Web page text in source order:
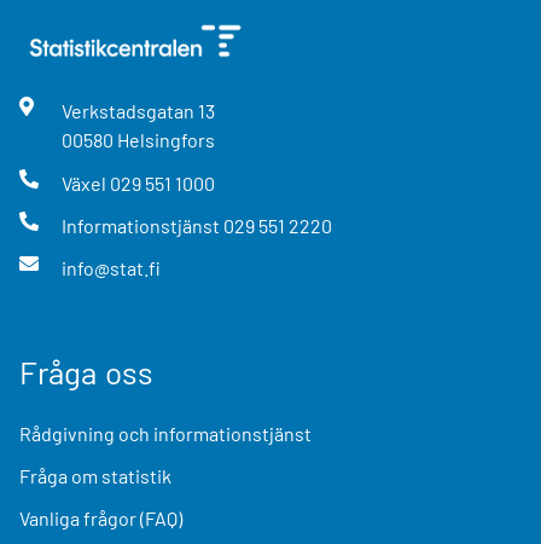
Verkstadsgatan 13
00580 Helsingfors
Växel 029 551 1000
Informationstjänst 029 551 2220
info@stat.fi
Fråga oss
Rådgivning och informationstjänst
Fråga om statistik
Vanliga frågor (FAQ)